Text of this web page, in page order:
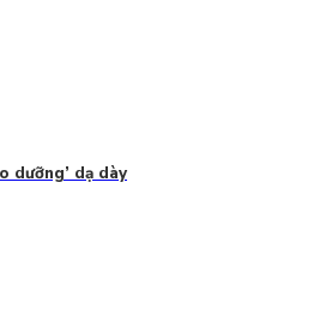
dưỡng’ dạ dày